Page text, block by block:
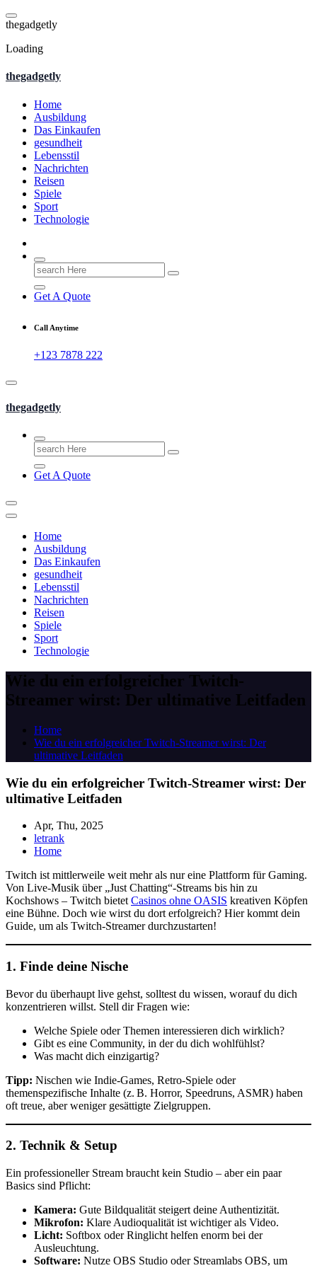
Skip
to
thegadgetly
Loading
thegadgetly
Home
Ausbildung
Das Einkaufen
gesundheit
Lebensstil
Nachrichten
Reisen
Spiele
Sport
Technologie
Search
for:
Get A Quote
Call Anytime
+123 7878 222
thegadgetly
Search
for:
Get A Quote
Home
Ausbildung
Das Einkaufen
gesundheit
Lebensstil
Nachrichten
Reisen
Spiele
Sport
Technologie
Wie du ein erfolgreicher Twitch-
Streamer wirst: Der ultimative Leitfaden
Home
Wie du ein erfolgreicher Twitch-Streamer wirst: Der
ultimative Leitfaden
Wie du ein erfolgreicher Twitch-Streamer wirst: Der
ultimative Leitfaden
Apr, Thu, 2025
letrank
Home
Twitch ist mittlerweile weit mehr als nur eine Plattform für Gaming.
Von Live-Musik über „Just Chatting“-Streams bis hin zu
Kochshows – Twitch bietet Casinos ohne OASIS kreativen Köpfen
eine Bühne. Doch wie wirst du dort erfolgreich? Hier kommt dein
Guide, um als Twitch-Streamer durchzustarten!
1. Finde deine Nische
Bevor du überhaupt live gehst, solltest du wissen, worauf du dich
konzentrieren willst. Stell dir Fragen wie:
Welche Spiele oder Themen interessieren dich wirklich?
Gibt es eine Community, in der du dich wohlfühlst?
Was macht dich einzigartig?
Tipp: Nischen wie Indie-Games, Retro-Spiele oder
themenspezifische Inhalte (z. B. Horror, Speedruns, ASMR) haben
oft treue, aber weniger gesättigte Zielgruppen.
2. Technik & Setup
Ein professioneller Stream braucht kein Studio – aber ein paar
Basics sind Pflicht:
Kamera: Gute Bildqualität steigert deine Authentizität.
Mikrofon: Klare Audioqualität ist wichtiger als Video.
Licht: Softbox oder Ringlicht helfen enorm bei der
Ausleuchtung.
Software: Nutze OBS Studio oder Streamlabs OBS, um